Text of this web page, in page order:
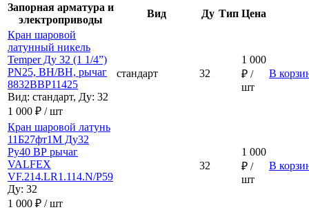
Запорная арматура и
электроприводы
Вид Ду Тип Цена
Кран шаровой
латунный никель
Temper Ду 32 (1 1/4”)
PN25, ВН/ВН, рычаг
8832ВВР11425
Вид: стандарт, Ду: 32
1 000 ₽ / шт
стандарт 32
1 000
₽ /
шт
В
Кран шаровой латунь
11Б27фт1М Ду32
Ру40 ВР рычаг
VALFEX
VF.214.LR1.114.N/P59
Ду: 32
1 000 ₽ / шт
32
1 000
₽ /
шт
В